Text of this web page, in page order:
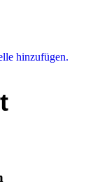
hinzufügen.